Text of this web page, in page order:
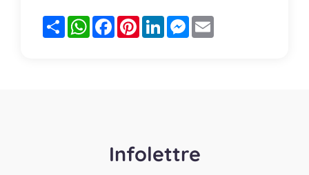
PartagerWhatsApp
FacebookPinterestLinkedInMessenger
Infolettre